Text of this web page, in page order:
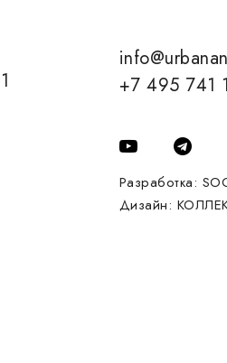
+7 495 741
Разработка:
Дизайн: